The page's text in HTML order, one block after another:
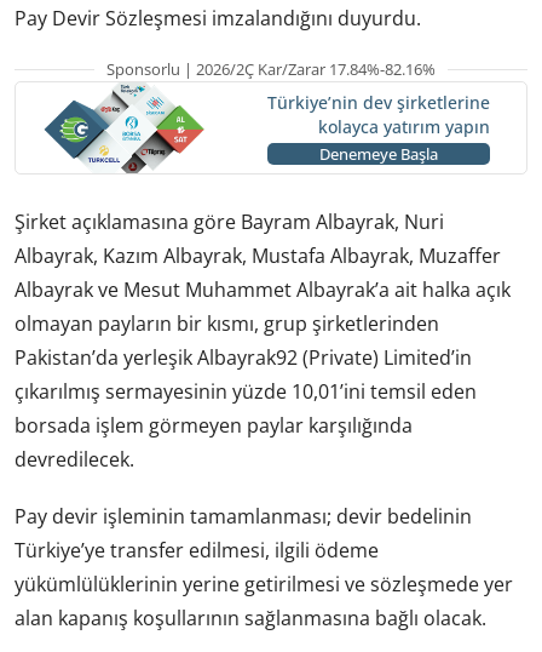
Pay Devir Sözleşmesi imzalandığını duyurdu.
Sponsorlu | 2026/2Ç Kar/Zarar 17.84%-82.16%
Türkiye’nin dev şirketlerine
kolayca yatırım yapın
Denemeye Başla
Şirket açıklamasına göre Bayram Albayrak, Nuri
Albayrak, Kazım Albayrak, Mustafa Albayrak, Muzaffer
Albayrak ve Mesut Muhammet Albayrak’a ait halka açık
olmayan payların bir kısmı, grup şirketlerinden
Pakistan’da yerleşik Albayrak92 (Private) Limited’in
çıkarılmış sermayesinin yüzde 10,01’ini temsil eden
borsada işlem görmeyen paylar karşılığında
devredilecek.
Pay devir işleminin tamamlanması; devir bedelinin
Türkiye’ye transfer edilmesi, ilgili ödeme
yükümlülüklerinin yerine getirilmesi ve sözleşmede yer
alan kapanış koşullarının sağlanmasına bağlı olacak.